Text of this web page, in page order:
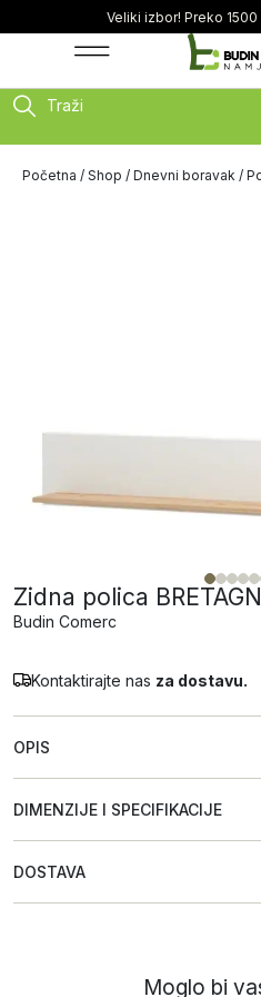
Veliki izbor! Preko
Traži
Početna / Shop / Dnevni boravak /
Zidna polica
Budin Comerc
Kontaktirajte nas za dostavu.
OPIS
DIMENZIJE I SPECIFIKACIJE
DOSTAVA
Moglo bi